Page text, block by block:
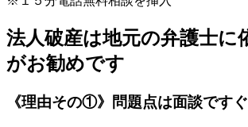
法人破産は地元の弁護士に
がお勧めです
《理由その①》問題点は面談です